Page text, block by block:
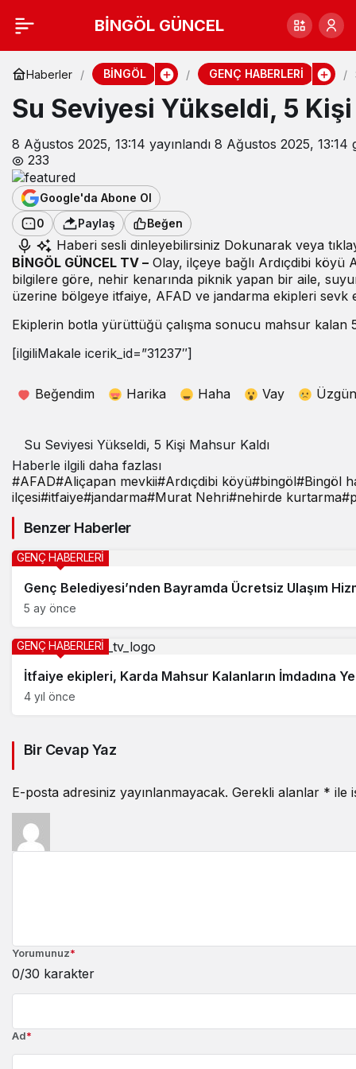
BİNGÖL GÜNCEL
Haberler BİNGÖL GENÇ HABERLERİ
Su Seviyesi Yükseldi, 5
8 Ağustos 2025, 13:14 yayınlandı 8 Ağustos 2025, 13:14
233
Google'da Abone Ol
0
Paylaş Beğen
Haberi sesli dinleyebilirsiniz Dokunarak veya
BİNGÖL GÜNCEL TV – Olay, ilçeye bağlı Ardıçdibi köyü
bilgilere göre, nehir kenarında piknik yapan bir aile,
üzerine bölgeye itfaiye, AFAD ve jandarma ekipleri sevk
Ekiplerin botla yürüttüğü çalışma sonucu mahsur kalan 5
[ilgiliMakale icerik_id=”31237″]
Beğendim Harika Haha Vay Üzgün
Su Seviyesi Yükseldi, 5 Kişi Mahsur Kaldı
Haberle ilgili daha fazlası
#AFAD#Aliçapan mevkii#Ardıçdibi köyü#bingöl#Bingöl
ilçesi#itfaiye#jandarma#Murat Nehri#nehirde kurtarma#
Benzer Haberler
Genç Belediyesi’nden Bayramda Ücretsiz Ulaşım
GENÇ HABERLERİ
5 ay önce
İtfaiye ekipleri, Karda Mahsur Kalanların İmdadına
GENÇ HABERLERİ
4 yıl önce
Bir Cevap Yaz
E-posta adresiniz yayınlanmayacak. Gerekli alanlar * ile
Yorumunuz*
0/30 karakter
Ad*